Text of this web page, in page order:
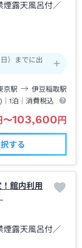
煙露天風呂付／
）までに出
京駅 伊豆稲取駅
｜1泊 ｜消費税込
〜103,600 円
する
館内利用
煙露天風呂付／